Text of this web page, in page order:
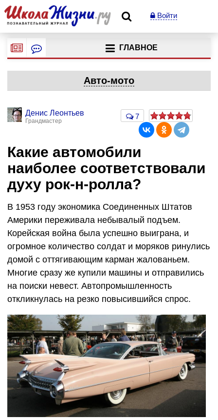
Войти
ГЛАВНОЕ
Авто-мото
Денис Леонтьев
Грандмастер
7
Какие автомобили
наиболее соответствовали
духу рок-н-ролла?
В 1953 году экономика Соединенных Штатов
Америки переживала небывалый подъем.
Корейская война была успешно выиграна, и
огромное количество солдат и моряков ринулись
домой с оттягивающим карман жалованьем.
Многие сразу же купили машины и отправились
на поиски невест. Автопромышленность
откликнулась на резко повысившийся спрос.